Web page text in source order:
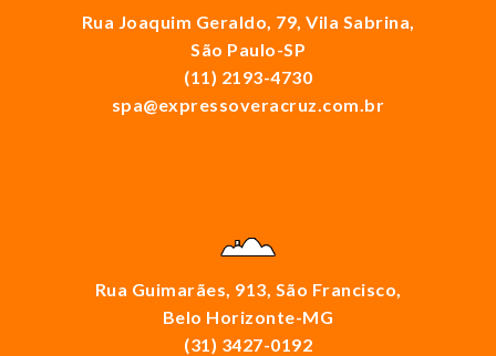
Rua Joaquim Geraldo, 79, Vila Sabrina,
São Paulo-SP
(11) 2193-4730
spa@expressoveracruz.com.br
Rua Guimarães, 913, São Francisco,
Belo Horizonte-MG
(31) 3427-0192